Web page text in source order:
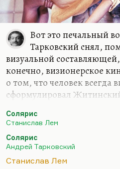
Вот это печальный
Тарковский снял,
визуальной
конечно, визионерское
о том, что человек всегда
сформулировал
Я, в общем, не разделяю
том, что Житинский для
абсолютный кумир, я не
Вернее, я люблю, чтобы
Солярис
Станислав Лем
Солярис
Андрей Тарковский
Станислав Лем